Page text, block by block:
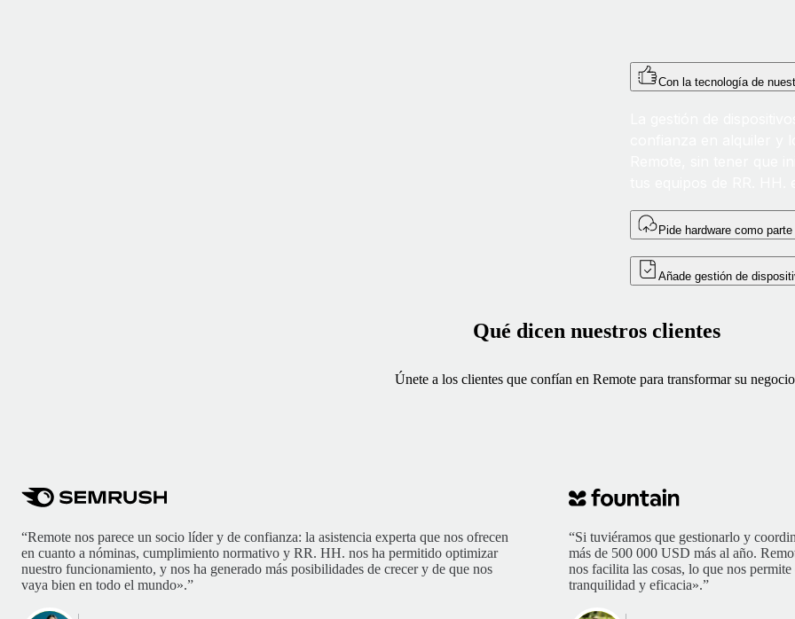
Con la tecnología de
Pide hardware como
Añade gestión de
Qué dicen nuestros clientes
Únete a los clientes que confían en Remote para transformar su
“Remote nos parece un socio líder y de confianza: la asistencia experta que nos ofrecen
en cuanto a nóminas, cumplimiento normativo y RR. HH. nos ha permitido optimizar
nuestro funcionamiento, y nos ha generado más posibilidades de crecer y de que nos
vaya bien en todo el mundo».”
“Si tuviéramos que gestionarlo y
más de 500 000 USD más al año.
nos facilita las cosas, lo que nos
tranquilidad y eficacia».”